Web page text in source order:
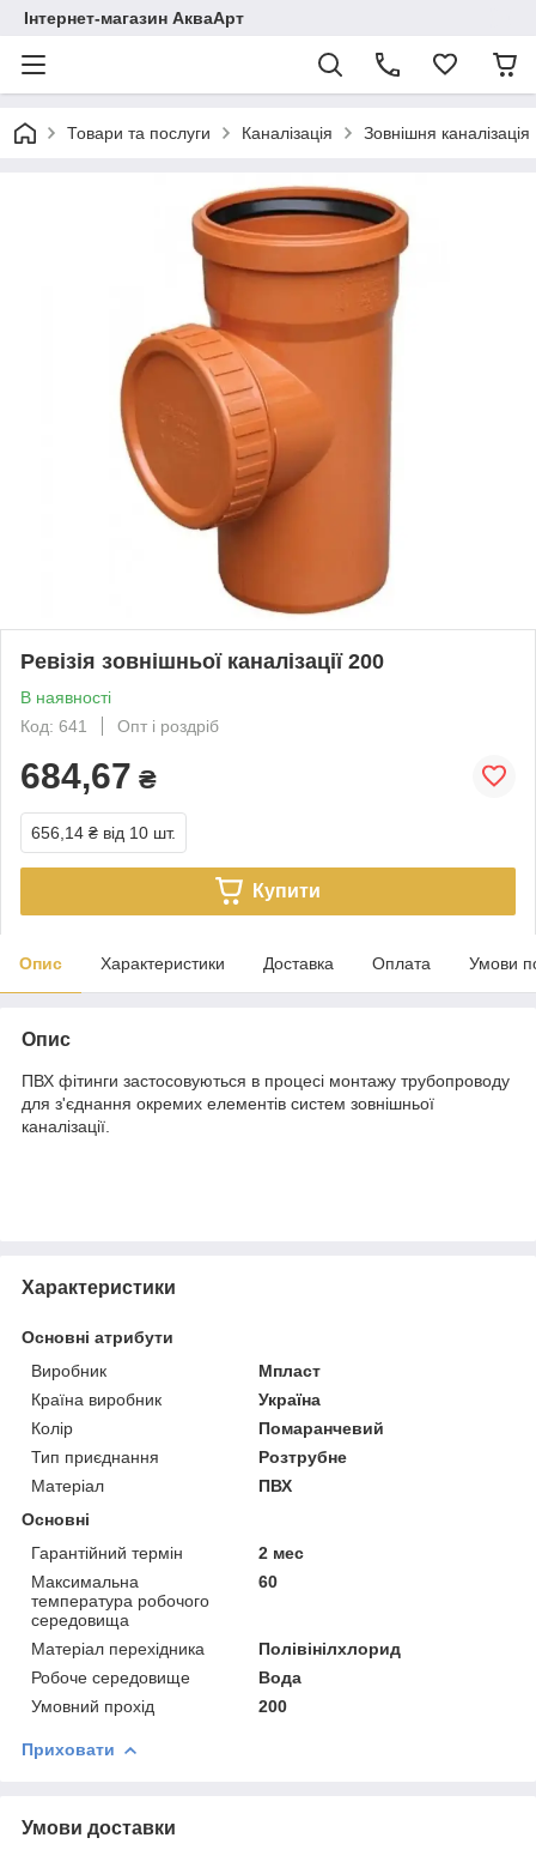
Інтернет-магазин АкваАрт
Товари та послуги Каналізація Зовнішня каналізація
Ревізія зовнішньої каналізації 200
В наявності
Код: 641
Опт і роздріб
684,67 ₴
656,14 ₴ від 10 шт.
Купити
Опис Характеристики Доставка Оплата Умови
Опис
ПВХ фітинги застосовуються в процесі монтажу трубопроводу
для з'єднання окремих елементів систем зовнішньої
каналізації.
Характеристики
Основні атрибути
Виробник
Мпласт
Країна виробник
Україна
Колір
Помаранчевий
Тип приєднання
Розтрубне
Матеріал
ПВХ
Основні
Гарантійний термін
2 мес
Максимальна
температура робочого
середовища
60
Матеріал перехідника
Полівінілхлорид
Робоче середовище
Вода
Умовний прохід
200
Приховати
Умови доставки